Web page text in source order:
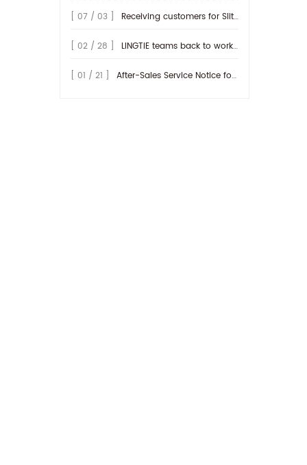
earliest possible time.
[ 07 / 03 ] Receiving customers for Slitting machine with differential Slip Shaft
[ 02 / 28 ] LINGTIE teams back to work at Feb.25th.
[ 01 / 21 ] After-Sales Service Notice for Turkey Region